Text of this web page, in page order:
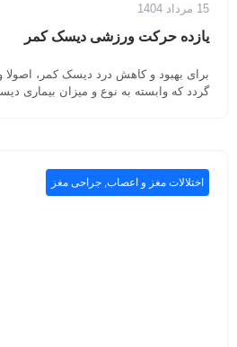
15 مرداد 1404
یازده حرکت ورزشی دیسک کمر
برای بهبود و کاهش درد دیسک کمر،
گردد که وابسته به نوع و میزان بیماری
اختلالات مغز و اعصاب جراحی مغز